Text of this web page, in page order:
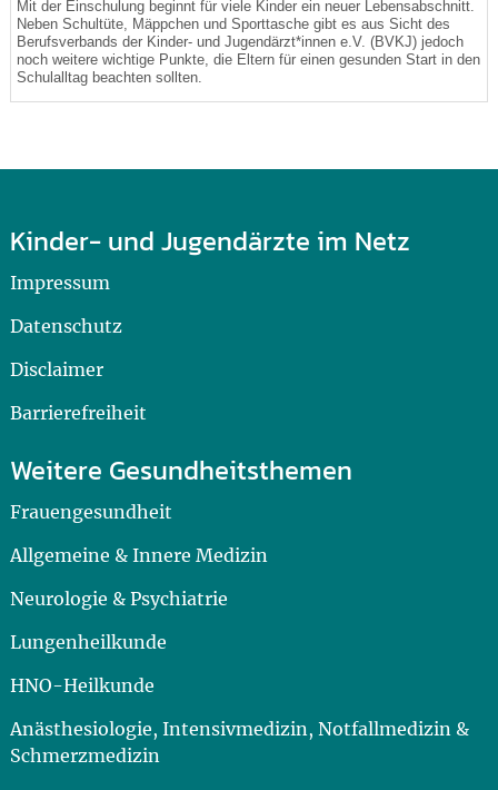
Mit der Einschulung beginnt für viele Kinder ein neuer Lebensabschnitt.
Neben Schultüte, Mäppchen und Sporttasche gibt es aus Sicht des
Berufsverbands der Kinder- und Jugendärzt*innen e.V. (BVKJ) jedoch
noch weitere wichtige Punkte, die Eltern für einen gesunden Start in den
Schulalltag beachten sollten.
Kinder- und Jugendärzte im Netz
Impressum
Datenschutz
Disclaimer
Barrierefreiheit
Weitere Gesundheitsthemen
Frauengesundheit
Allgemeine & Innere Medizin
Neurologie & Psychiatrie
Lungenheilkunde
HNO-Heilkunde
Anästhesiologie, Intensivmedizin, Notfallmedizin &
Schmerzmedizin